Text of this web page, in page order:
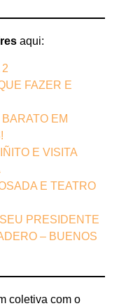
aqui:
FAZER E
EM
E VISITA
E TEATRO
PRESIDENTE
– BUENOS
coletiva com o